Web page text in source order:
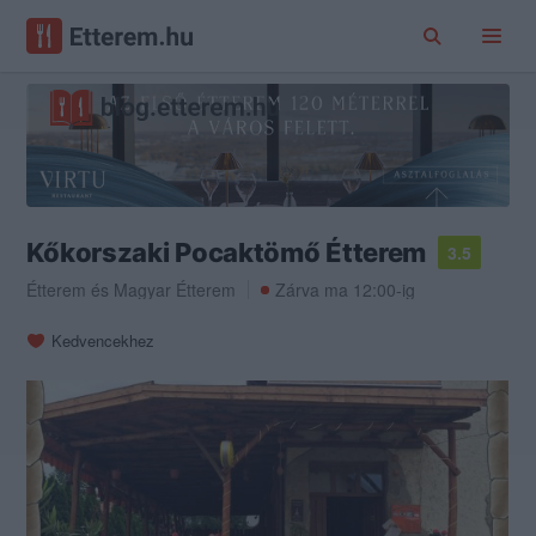
Kőkorszaki Pocaktömő Étterem
3.5
Étterem és Magyar Étterem Zárva ma 12:00-ig
Kedvencekhez